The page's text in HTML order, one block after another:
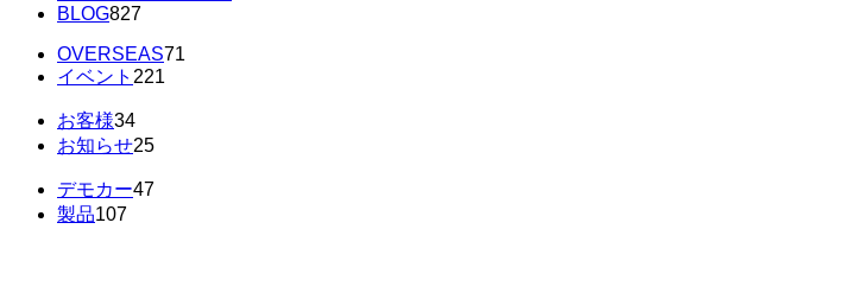
BLOG827
OVERSEAS71
イベント 221
お客様34
お知らせ25
デモカー47
製品107